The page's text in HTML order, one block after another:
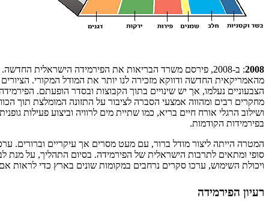
2008
: ב-2008, פירסם משרד הבריאות את הפירמידה הישראלית החדשה.
מהאמריקאית החדשה ודווקא מזכירה לנו יותר את המודל המקורי. הציורים
הצבעוניים נעלמו, אך יש שינויים בתוך הקבוצות ובסדר הופעתם.
מחקרים רבים ומהווה אמצעי הסברה לציבור על התזונה המומלצת תוך
ושילוב הרגלי אורח חיים בריא, כמו שתיית מים לרוויה וביצוע פעילות
בפירמידות הקודמות.
המטרה הייתה ליצור מודל ברור, עם מעט מסרים אך עיקריים וברורים.
סופי ומתאים לתרבות הישראלית של הפירמידה. בסיום התהליך, על מנת
ויכולת השימוש, ערכו סקרים נרחבים במקומות שונים בארץ כדי לראות
רעיון הפירמידה